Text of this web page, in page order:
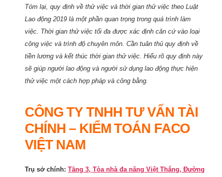
Tóm lại, quy định về thử việc và thời gian thử việc theo Luật
Lao động 2019 là một phần quan trọng trong quá trình làm
việc. Thời gian thử việc tối đa được xác định căn cứ vào loại
công việc và trình độ chuyên môn. Cần tuân thủ quy định về
tiền lương và kết thúc thời gian thử việc. Hiểu rõ quy định này
sẽ giúp người lao động và người sử dụng lao động thực hiện
thử việc một cách hợp pháp và công bằng.
CÔNG TY TNHH TƯ VẤN TÀI
CHÍNH – KIỂM TOÁN FACO
VIỆT NAM
Trụ sở chính: Tầng 3, Tòa nhà đa năng Việt Thắng, Đường